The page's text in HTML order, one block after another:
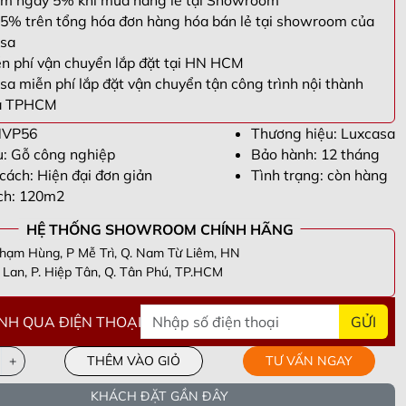
trên tổng hóa đơn hàng hóa bán lẻ tại showroom của
phí vận chuyển lắp đặt tại HN HCM
miễn phí lắp đặt vận chuyển tận công trình nội thành
TPHCM
Gỗ công nghiệp
Hiện đại đơn giản
120m2
Thương hiệu: Luxcasa
Bảo hành: 12 tháng
Tình trạng: còn hàng
HỆ THỐNG SHOWROOM CHÍNH HÃNG
Hùng, P Mễ Trì, Q. Nam Từ Liêm, HN
P. Hiệp Tân, Q. Tân Phú, TP.HCM
QUA ĐIỆN THOẠI GỬI
+ THÊM VÀO GIỎ TƯ VẤN NGAY
KHÁCH ĐẶT GẦN ĐÂY
Thắng - 098305****- Tầng 40 Tòa HPC Lanmark Văn Khê, Hà
-090955****- Số 63 Lạc Long Quân, Hiệp Định, Hiệp Tân,
Ninh
-082693**** - Khu cc empire . Tháp linden .phường Thủ Thiêm .
Đức. Tp Hồ chí minh
-098339****- Cổng Chào Novaworld Hồ Tràm-The Tropicana,